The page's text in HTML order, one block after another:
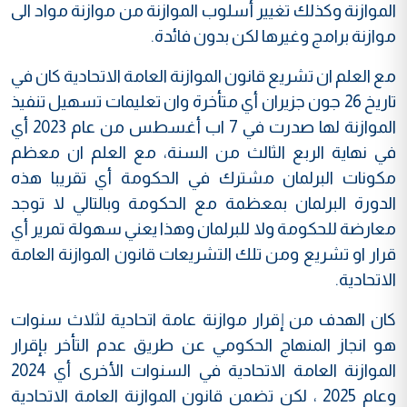
الموازنة وكذلك تغيير أسلوب الموازنة من موازنة مواد الى
موازنة برامج وغيرها لكن بدون فائدة.
مع العلم ان تشريع قانون الموازنة العامة الاتحادية كان في
تاريخ 26 جون جزيران أي متأخرة وان تعليمات تسهيل تنفيذ
الموازنة لها صدرت في 7 اب أغسطس من عام 2023 أي
في نهاية الربع الثالث من السنة، مع العلم ان معظم
مكونات البرلمان مشترك في الحكومة أي تقريبا هذه
الدورة البرلمان بمعظمة مع الحكومة وبالتالي لا توجد
معارضة للحكومة ولا للبرلمان وهذا يعني سهولة تمرير أي
قرار او تشريع ومن تلك التشريعات قانون الموازنة العامة
الاتحادية.
كان الهدف من إقرار موازنة عامة اتحادية لثلاث سنوات
هو انجاز المنهاج الحكومي عن طريق عدم التأخر بإقرار
الموازنة العامة الاتحادية في السنوات الأخرى أي 2024
وعام 2025 ، لكن تضمن قانون الموازنة العامة الاتحادية